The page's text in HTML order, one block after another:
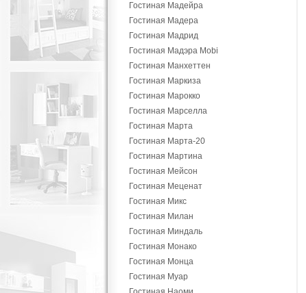
Гостиная Мадейра
Гостиная Мадера
Гостиная Мадрид
Гостиная Мадэра Mobi
Гостиная Манхеттен
Гостиная Маркиза
Гостиная Марокко
Гостиная Марселла
Гостиная Марта
Гостиная Марта-20
Гостиная Мартина
Гостиная Мейсон
Гостиная Меценат
Гостиная Микс
Гостиная Милан
Гостиная Миндаль
Гостиная Монако
Гостиная Монца
Гостиная Муар